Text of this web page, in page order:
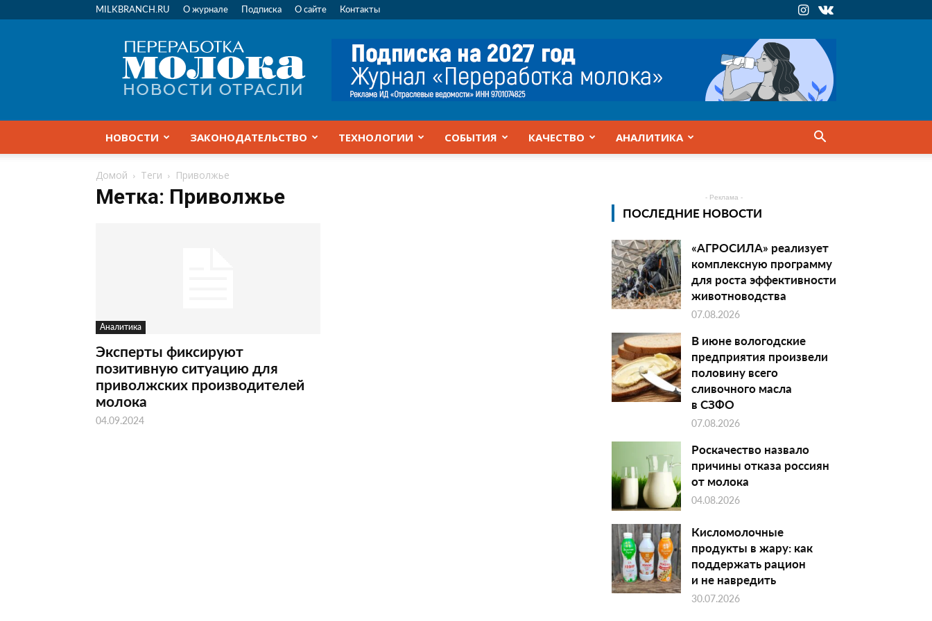
MILKBRANCH.RU О журнале Подписка О сайте Контакты
Переработка
молока
|
Новости
НОВОСТИ ЗАКОНОДАТЕЛЬСТВО ТЕХНОЛОГИИ СОБЫТИЯ КАЧЕСТВО АНАЛИТИКА
Домой Теги Приволжье
Метка: Приволжье
Аналитика
Эксперты фиксируют
позитивную ситуацию для
приволжских производителей
молока
04.09.2024
- Реклама -
ПОСЛЕДНИЕ НОВОСТИ
«АГРОСИЛА» реализует
комплексную программу
для роста эффективности
животноводства
07.08.2026
В июне вологодские
предприятия произвели
половину всего
сливочного масла
в СЗФО
07.08.2026
Роскачество назвало
причины отказа россиян
от молока
04.08.2026
Кисломолочные
продукты в жару: как
поддержать рацион
и не навредить
30.07.2026